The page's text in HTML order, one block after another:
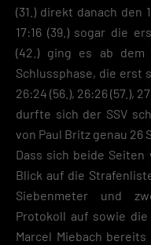
(31.) direkt danach den
17:16 (39.) sogar die
(42.) ging es ab dem
Schlussphase, die erst
26:24 (56.), 26:26 (57.),
durfte sich der SSV
von Paul Britz genau 26
Dass sich beide
Blick auf die
Siebenmeter und
Protokoll auf sowie
Marcel Miebach